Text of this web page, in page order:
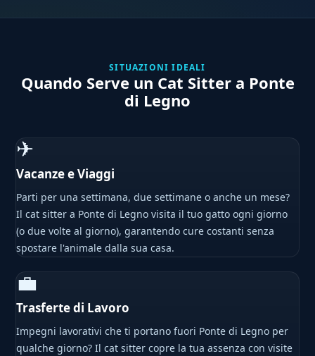
SITUAZIONI IDEALI
Quando Serve un Cat Sitter a Ponte
di Legno
✈
Vacanze e Viaggi
Parti per una settimana, due settimane o anche un mese?
Il cat sitter a Ponte di Legno visita il tuo gatto ogni giorno
(o due volte al giorno), garantendo cure costanti senza
spostare l'animale dalla sua casa.
💼
Trasferte di Lavoro
Impegni lavorativi che ti portano fuori Ponte di Legno per
qualche giorno? Il cat sitter copre la tua assenza con visite